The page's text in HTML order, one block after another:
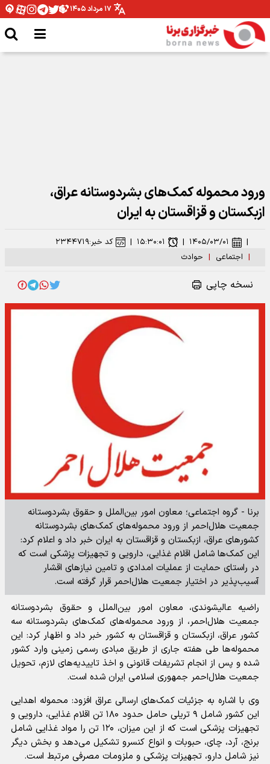
۱۷ مرداد ۱۴۰۵
ورود محموله کمک‌های بشردوستانه عراق،
ازبکستان و قزاقستان به ایران
| اجتماعی | حوادث
| ۱۴۰۵/۰۳/۰۱ | ۱۵:۳۰:۰۱ | کد خبر:۲۳۴۴۷۱۹
نسخه چاپی
برنا - گروه اجتماعی؛ معاون امور بین‌الملل و حقوق بشردوستانه
جمعیت هلال‌احمر از ورود محموله‌های کمک‌های بشردوستانه
کشور‌های عراق، ازبکستان و قزاقستان به ایران خبر داد و اعلام کرد:
این کمک‌ها شامل اقلام غذایی، دارویی و تجهیزات پزشکی است که
در راستای حمایت از عملیات امدادی و تامین نیاز‌های اقشار
آسیب‌پذیر در اختیار جمعیت هلال‌احمر قرار گرفته است.
راضیه عالیشوندی، معاون امور بین‌الملل و حقوق بشردوستانه
جمعیت هلال‌احمر، از ورود محموله‌های کمک‌های بشردوستانه سه
کشور عراق، ازبکستان و قزاقستان به کشور خبر داد و اظهار کرد: این
محموله‌ها طی هفته جاری از طریق مبادی رسمی زمینی وارد کشور
شده و پس از انجام تشریفات قانونی و اخذ تاییدیه‌های لازم، تحویل
جمعیت هلال‌احمر جمهوری اسلامی ایران شده است.
وی با اشاره به جزئیات کمک‌های ارسالی عراق افزود: محموله اهدایی
این کشور شامل ۹ تریلی حامل حدود ۱۸۰ تن اقلام غذایی، دارویی و
تجهیزات پزشکی است که از این میزان، ۱۲۰ تن را مواد غذایی شامل
برنج، آرد، چای، حبوبات و انواع کنسرو تشکیل می‌دهد و بخش دیگر
نیز شامل دارو، تجهیزات پزشکی و ملزومات مصرفی مرتبط است.